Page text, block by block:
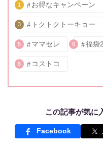
1 お得なキャンペーン
3 トクトクトーキョー
5 ママセレ 6 福袋
8 コストコ
この記事が気に
Facebook